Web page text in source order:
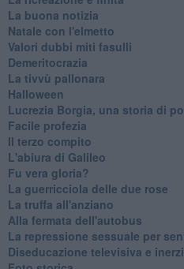
La buona notizia
Natale con l'elmetto
Valori dubbi miti fasulli
Demeritocrazia
La tivvù pallonara
Halloween
​Lucrezia Borgia, una storia di
Facile profezia
Il terzo compito
L'abiura di Galileo
Fu vera gloria?
La guerricciola delle due rose
La truffa all'anziano
Alla fermata dell'autobus
La repressione sessuale per
Diseducazione televisiva e